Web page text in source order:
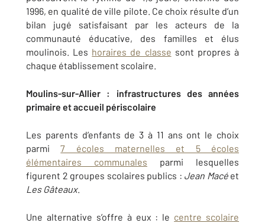
1996, en qualité de ville pilote. Ce choix résulte d’un
bilan jugé satisfaisant par les acteurs de la
communauté éducative, des familles et élus
moulinois. Les horaires de classe sont propres à
chaque établissement scolaire.
Moulins-sur-Allier : infrastructures des années
primaire et accueil périscolaire
Les parents d’enfants de 3 à 11 ans ont le choix
parmi7 écoles maternelles et 5 écoles
élémentaires communales parmi lesquelles
figurent 2 groupes scolaires publics : Jean Macéet
Les Gâteaux.
Une alternative s’offre à eux : le centre scolaire